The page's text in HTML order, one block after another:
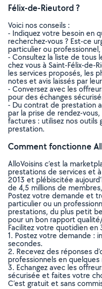
Félix-de-Rieutord ?
Voici nos conseils :
- Indiquez votre besoin en
recherchez-vous ? Est-ce
particulier ou
- Consultez la liste de tous
chez vous à Saint-Félix-de-
les services proposés, les
notes et avis laissés par
- Conversez avec les
pour des échanges
- Du contrat de prestation
par la prise de rendez-
factures : utilisez nos
prestation.
Comment fonctionne
AlloVoisins c’est la
prestations de services et
2013 et plébiscitée
de 4,5 millions de
Postez votre demande et
particulier ou un
prestations, du plus petit
pour un bon rapport
Facilitez votre quotidien en
1. Postez votre demande :
secondes.
2. Recevez des réponses
professionnels en quelques
3. Echangez avec les
sécurisée et faites votre
C’est gratuit et sans